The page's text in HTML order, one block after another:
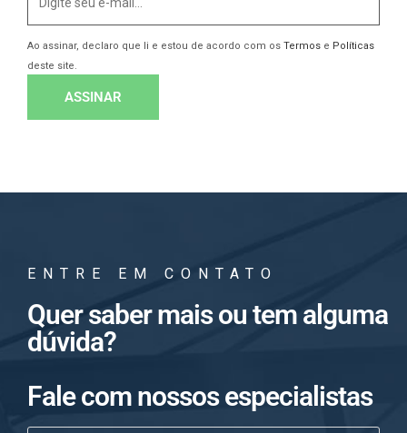
Ao assinar, declaro que li e estou de acordo com os Termos e Políticas
deste site.
ENTRE EM CONTATO
Quer saber mais ou tem alguma
dúvida?
Fale com nossos especialistas